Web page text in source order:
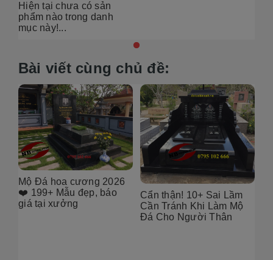
Hiện tại chưa có sản
phẩm nào trong danh
mục này!...
Bài viết cùng chủ đề:
Cẩn thận! 10+ Sai Lầm
Cần Tránh Khi Làm Mộ
[101++ Mẫu] Biển Hiệu
Đá Khối Đẹp Cho Công
Ty, Resort & Đô Thị Mới